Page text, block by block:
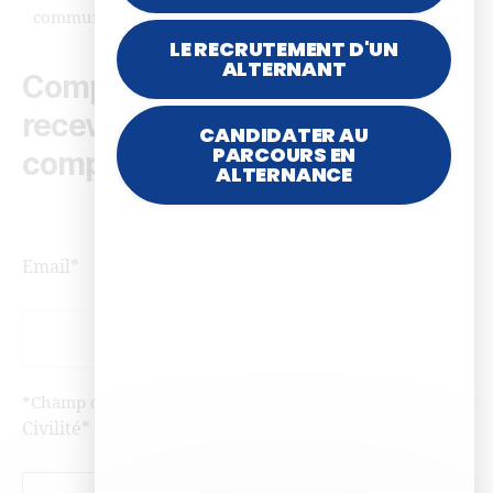
communautés…
Complétez le formulaire pour
recevoir la documentation
complète
Email*
*Champ obligatoire
Civilité*
LE RECRUTEMENT D'UN
ALTERNANT
CANDIDATER AU
PARCOURS EN
ALTERNANCE